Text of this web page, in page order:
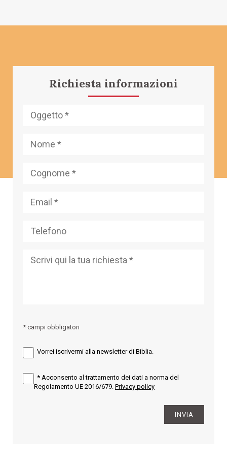
Richiesta informazioni
* campi obbligatori
Vorrei iscrivermi alla newsletter di Biblia.
* Acconsento al trattamento dei dati a norma del
Regolamento UE 2016/679. Privacy policy
INVIA